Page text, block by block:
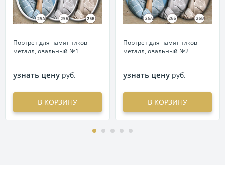
Портрет для памятников
металл, овальный №1
узнать цену руб.
В КОРЗИНУ
Портрет для памятников
металл, овальный №2
узнать цену руб.
В КОРЗИНУ